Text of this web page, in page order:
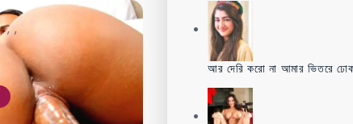
,,,
আর দেরি করো না আমার ভিতরে